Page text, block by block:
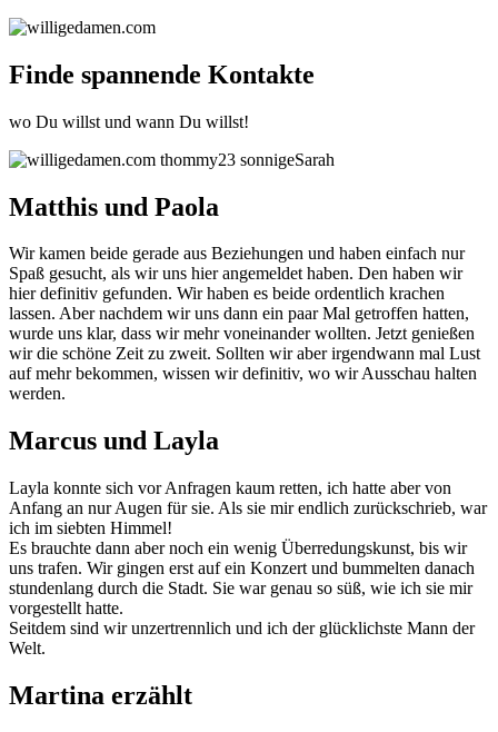
Finde spannende Kontakte
wo Du willst und wann Du willst!
thommy23 sonnigeSarah
Matthis und Paola
Wir kamen beide gerade aus Beziehungen und haben einfach nur
Spaß gesucht, als wir uns hier angemeldet haben. Den haben wir
hier definitiv gefunden. Wir haben es beide ordentlich krachen
lassen. Aber nachdem wir uns dann ein paar Mal getroffen hatten,
wurde uns klar, dass wir mehr voneinander wollten. Jetzt genießen
wir die schöne Zeit zu zweit. Sollten wir aber irgendwann mal Lust
auf mehr bekommen, wissen wir definitiv, wo wir Ausschau halten
werden.
Marcus und Layla
Layla konnte sich vor Anfragen kaum retten, ich hatte aber von
Anfang an nur Augen für sie. Als sie mir endlich zurückschrieb, war
ich im siebten Himmel!
Es brauchte dann aber noch ein wenig Überredungskunst, bis wir
uns trafen. Wir gingen erst auf ein Konzert und bummelten danach
stundenlang durch die Stadt. Sie war genau so süß, wie ich sie mir
vorgestellt hatte.
Seitdem sind wir unzertrennlich und ich der glücklichste Mann der
Welt.
Martina erzählt